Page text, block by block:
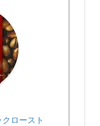
ロースト